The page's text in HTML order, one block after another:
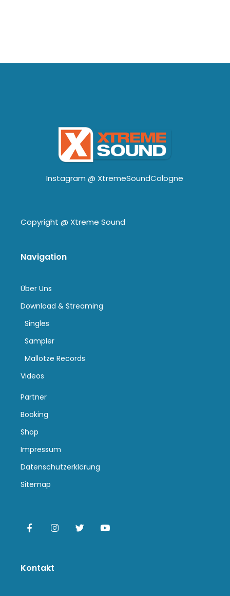
Instagram @ XtremeSoundCologne
Copyright @ Xtreme Sound
Navigation
Über Uns
Download & Streaming
Singles
Sampler
Mallotze Records
Videos
Partner
Booking
Shop
Impressum
Datenschutzerklärung
Sitemap
Kontakt